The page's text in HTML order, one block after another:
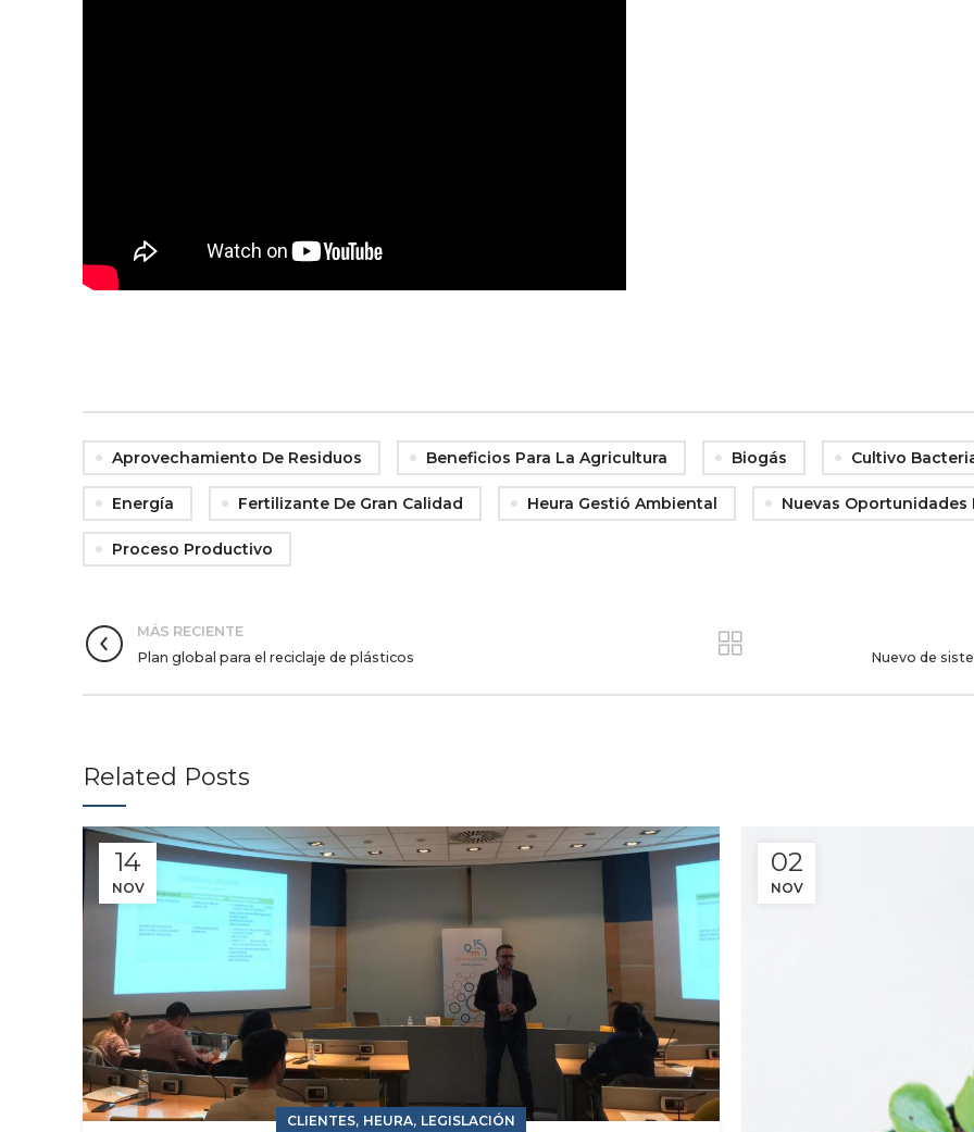
Aprovechamiento De Residuos Beneficios Para La Agricultura Biogás Cultivo
Energía Fertilizante De Gran Calidad Heura Gestió Ambiental Nuevas Oportunidades
Proceso Productivo
MÁS RECIENTE
Plan global para el reciclaje de plásticos
Nuevo de
Related Posts
14
NOV
CLIENTES, HEURA, LEGISLACIÓN
02
NOV